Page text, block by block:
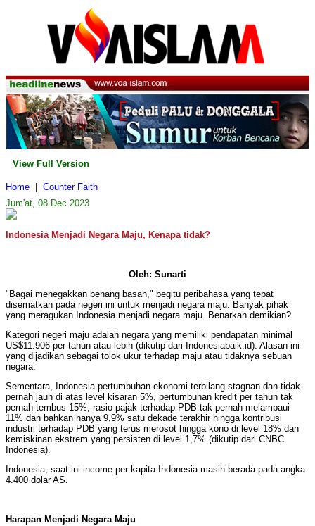
View Full Version
Home
Counter Faith
Jum'at, 08 Dec 2023
Indonesia Menjadi Negara Maju, Kenapa tidak?
Oleh: Sunarti
"Bagai menegakkan benang basah," begitu peribahasa yang tepat
disematkan pada negeri ini untuk menjadi negara maju. Banyak pihak
yang meragukan Indonesia menjadi negara maju. Benarkah demikian?
Kategori negeri maju adalah negara yang memiliki pendapatan minimal
US$11.906 per tahun atau lebih (dikutip dari Indonesiabaik.id). Alasan ini
yang dijadikan sebagai tolok ukur terhadap maju atau tidaknya sebuah
negara.
Sementara, Indonesia pertumbuhan ekonomi terbilang stagnan dan tidak
pernah jauh di atas level kisaran 5%, pertumbuhan kredit per tahun tak
pernah tembus 15%, rasio pajak terhadap PDB tak pernah melampaui
11% dan bahkan hanya 9,9% satu dekade terakhir hingga kontribusi
industri terhadap PDB yang terus merosot hingga kono di level 18% dan
kemiskinan ekstrem yang persisten di level 1,7% (dikutip dari CNBC
Indonesia).
Indonesia, saat ini income per kapita Indonesia masih berada pada angka
4.400 dolar AS.
Harapan Menjadi Negara Maju